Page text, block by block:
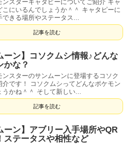
ンスターキャタピーについてご紹介 キャ
こにいるんでしょうか＾＾ キャタピーに
きる場所やステータス...
記事を読む
ーン】コソクムシ情報♪どんな
かな？
ンスターのサンムーンに登場するコソク
介です！ コソクムシってどんなポケモン
うかね＾＾ そして新しい...
記事を読む
ーン】アブリー入手場所やQR
ステータスや相性など